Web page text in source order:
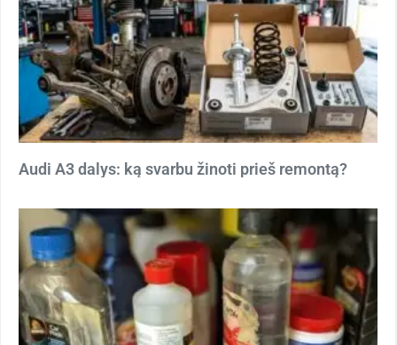
Audi A3 dalys: ką svarbu žinoti prieš remontą?